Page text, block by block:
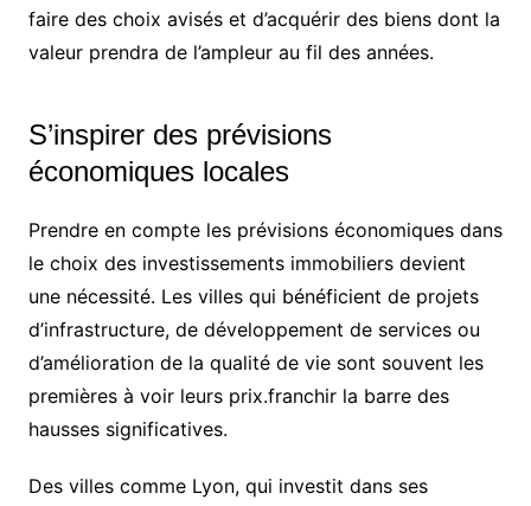
faire des choix avisés et d’acquérir des biens dont la
valeur prendra de l’ampleur au fil des années.
S’inspirer des prévisions
économiques locales
Prendre en compte les prévisions économiques dans
le choix des investissements immobiliers devient
une nécessité. Les villes qui bénéficient de projets
d’infrastructure, de développement de services ou
d’amélioration de la qualité de vie sont souvent les
premières à voir leurs prix.franchir la barre des
hausses significatives.
Des villes comme Lyon, qui investit dans ses